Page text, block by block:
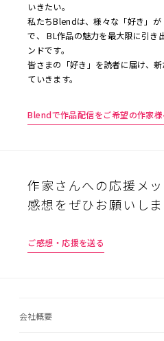
いきたい。
私たちBlendは、様々な「好き」が
で、 BL作品の魅力を最大限に引き
ンドです。
皆さまの「好き」を読者に届け、
ていきます。
Blendで作品配信をご希望の作家
作家さんへの応援メ
感想をぜひお願いし
ご感想・応援を送る
会社概要